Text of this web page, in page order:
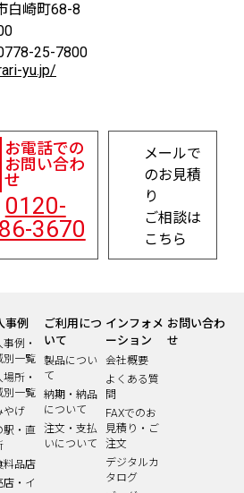
白崎町68-8
25-7800
yu.jp/
お電話での
お問い合わ
せ
0120-
86-3670
メールで
のお見積
り
ご相談は
こちら
事例
例・
別一覧
所・
別一覧
やげ
駅・直
料品店
店・イ
ご利用につ
いて
製品につい
て
納期・納品
について
注文・支払
いについて
インフォメ
ーション
会社概要
よくある質
問
FAXでのお
見積り・ご
注文
デジタルカ
タログ
お問い合わ
せ